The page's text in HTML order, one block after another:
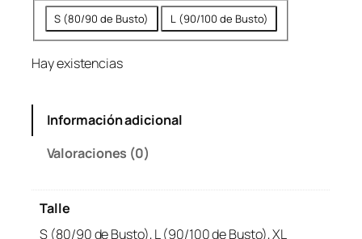
S (80/90 de Busto) L (90/100 de Busto)
Hay existencias
Información adicional
Valoraciones (0)
Talle
S (80/90 de Busto), L (90/100 de Busto), XL